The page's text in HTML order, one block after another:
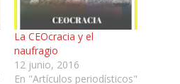
La CEOcracia y el
naufragio
12 junio, 2016
En "Artículos periodísticos"